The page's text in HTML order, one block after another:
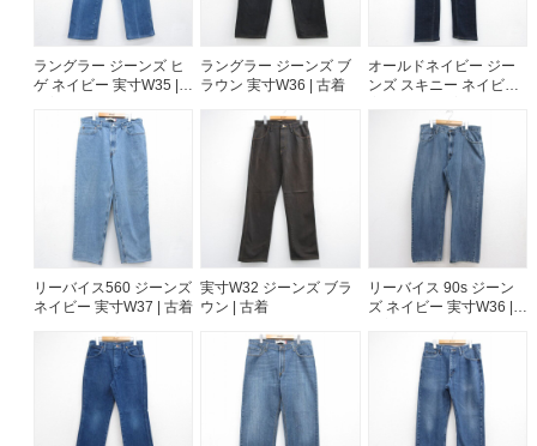
古着卸売
特定商取引法に基づく表示
プライバシーポリシー
お問い合わせ
ラングラー ジーンズ ヒ
ゲ ネイビー 実寸W35 |
ラングラー ジーンズ ブ
ラウン 実寸W36 | 古着
オールドネイビー ジー
ンズ スキニー ネイビー
リーバイス560 ジーンズ
ネイビー 実寸W37 | 古着
実寸W32 ジーンズ ブラ
ウン | 古着
リーバイス 90s ジーン
ズ ネイビー 実寸W36 |